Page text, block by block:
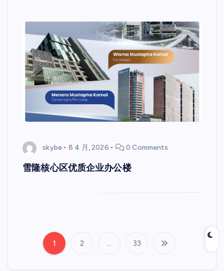
skybe 8 4 月, 2026 0 Comments
雪隆核心区优质企业办公楼
1 2 … 33